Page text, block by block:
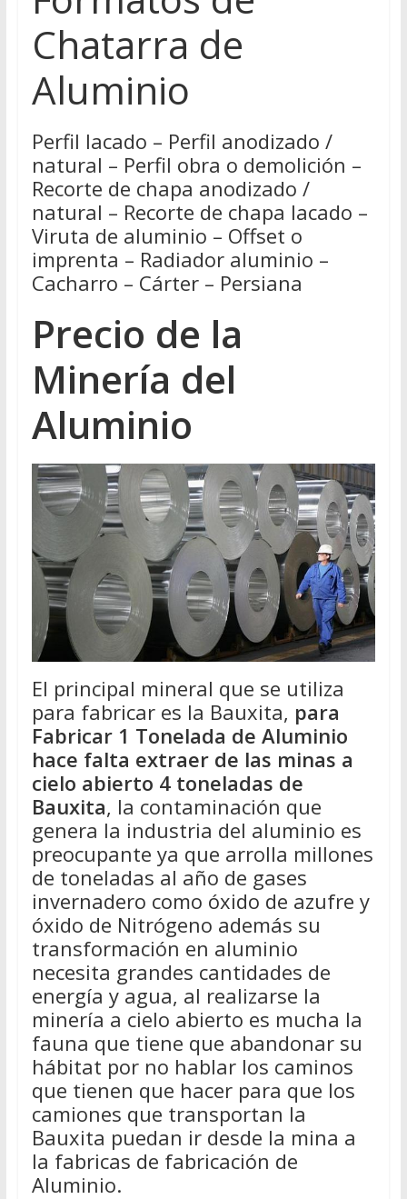
Chatarra de
Aluminio
Perfil lacado – Perfil anodizado /
natural – Perfil obra o demolición –
Recorte de chapa anodizado /
natural – Recorte de chapa lacado –
Viruta de aluminio – Offset o
imprenta – Radiador aluminio –
Cacharro – Cárter – Persiana
Precio de la
Minería del
Aluminio
El principal mineral que se utiliza
para fabricar es la Bauxita, para
Fabricar 1 Tonelada de Aluminio
hace falta extraer de las minas a
cielo abierto 4 toneladas de
Bauxita, la contaminación que
genera la industria del aluminio es
preocupante ya que arrolla millones
de toneladas al año de gases
invernadero como óxido de azufre y
óxido de Nitrógeno además su
transformación en aluminio
necesita grandes cantidades de
energía y agua, al realizarse la
minería a cielo abierto es mucha la
fauna que tiene que abandonar su
hábitat por no hablar los caminos
que tienen que hacer para que los
camiones que transportan la
Bauxita puedan ir desde la mina a
la fabricas de fabricación de
Aluminio.